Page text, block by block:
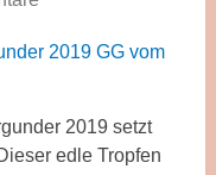
2019 setzt
edle Tropfen